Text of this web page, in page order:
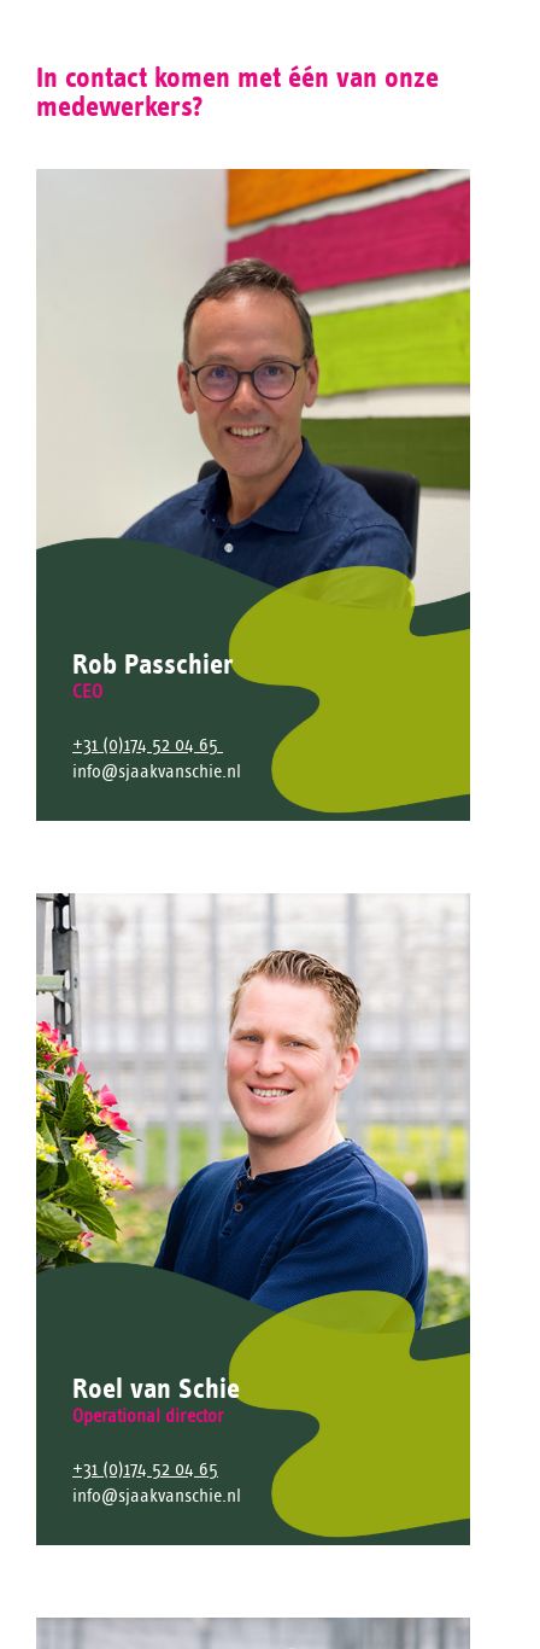
In contact komen met één van onze
medewerkers?
Rob Passchier
CEO
+31 (0)174 52 04 65
info@sjaakvanschie.nl
Roel van Schie
Operational director
+31 (0)174 52 04 65
info@sjaakvanschie.nl